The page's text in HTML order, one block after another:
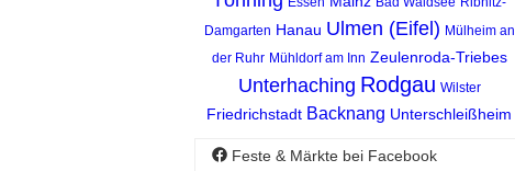
Damgarten Hanau Ulmen (Eifel) Mülheim an
der Ruhr Mühldorf am Inn Zeulenroda-Triebes
Unterhaching Rodgau Wilster
Friedrichstadt Backnang Unterschleißheim
Feste & Märkte bei Facebook